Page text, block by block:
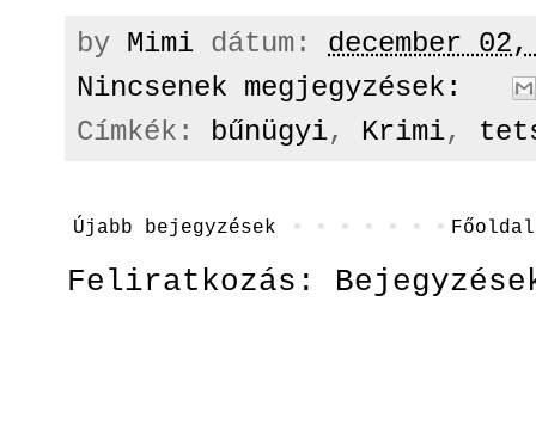
by Mimi dátum: december
Nincsenek megjegyzések:
Címkék: bűnügyi, Krimi,
Újabb bejegyzések Főoldal
Feliratkozás: